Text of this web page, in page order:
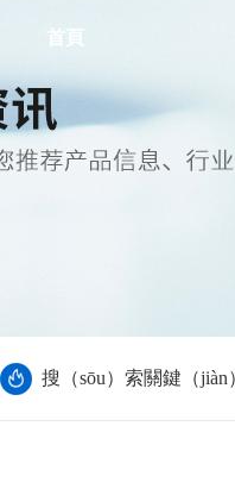
首頁
搜（sōu）索關鍵（jiàn